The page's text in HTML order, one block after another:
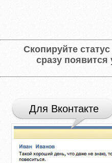
Скопируйте
сразу появится
Для Вконтакте